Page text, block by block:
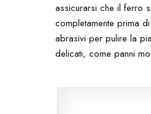
assicurarsi che il ferro
completamente prima
abrasivi per pulire la
delicati, come panni